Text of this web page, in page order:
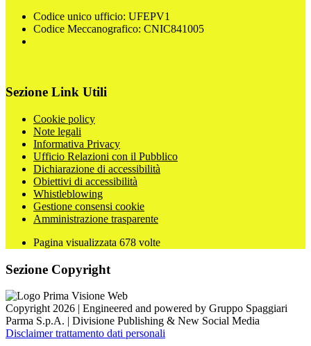
Codice unico ufficio: UFEPV1
Codice Meccanografico: CNIC841005
Sezione Link Utili
Cookie policy
Note legali
Informativa Privacy
Ufficio Relazioni con il Pubblico
Dichiarazione di accessibilità
Obiettivi di accessibilità
Whistleblowing
Gestione consensi cookie
Amministrazione trasparente
Pagina visualizzata 678 volte
Sezione Copyright
Copyright 2026 | Engineered and powered by Gruppo Spaggiari
Parma S.p.A. | Divisione Publishing & New Social Media
Disclaimer trattamento dati personali